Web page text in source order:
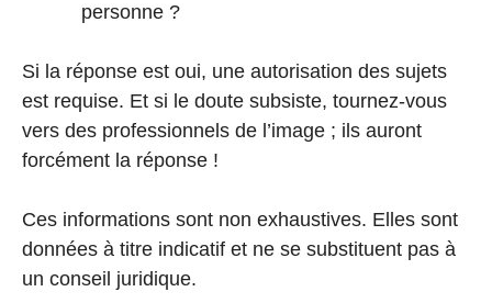
personne ?
Si la réponse est oui, une autorisation des sujets
est requise. Et si le doute subsiste, tournez-vous
vers des professionnels de l’image ; ils auront
forcément la réponse !
Ces informations sont non exhaustives. Elles sont
données à titre indicatif et ne se substituent pas à
un conseil juridique.